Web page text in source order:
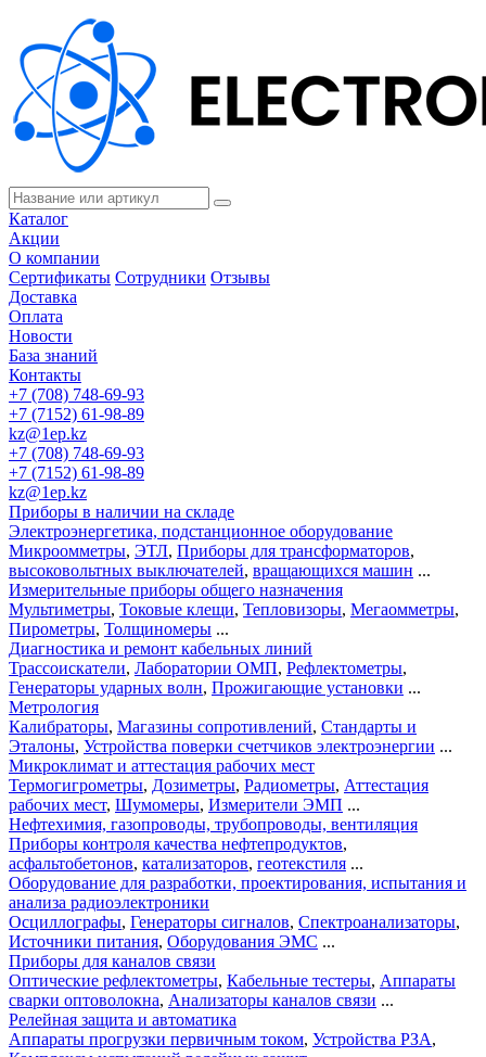
Каталог
Акции
О компании
Сертификаты Сотрудники Отзывы
Доставка
Оплата
Новости
База знаний
Контакты
+7 (708) 748-69-93
+7 (7152) 61-98-89
kz@1ep.kz
+7 (708) 748-69-93
+7 (7152) 61-98-89
kz@1ep.kz
Приборы в наличии на складе
Электроэнергетика, подстанционное оборудование
Микроомметры, ЭТЛ, Приборы для трансформаторов,
высоковольтных выключателей, вращающихся машин ...
Измерительные приборы общего назначения
Мультиметры, Токовые клещи, Тепловизоры, Мегаомметры,
Пирометры, Толщиномеры ...
Диагностика и ремонт кабельных линий
Трассоискатели, Лаборатории ОМП, Рефлектометры,
Генераторы ударных волн, Прожигающие установки ...
Метрология
Калибраторы, Магазины сопротивлений, Стандарты и
Эталоны, Устройства поверки счетчиков электроэнергии ...
Микроклимат и аттестация рабочих мест
Термогигрометры, Дозиметры, Радиометры, Аттестация
рабочих мест, Шумомеры, Измерители ЭМП ...
Нефтехимия, газопроводы, трубопроводы, вентиляция
Приборы контроля качества нефтепродуктов,
асфальтобетонов, катализаторов, геотекстиля ...
Оборудование для разработки, проектирования, испытания и
анализа радиоэлектроники
Осциллографы, Генераторы сигналов, Спектроанализаторы,
Источники питания, Оборудования ЭМС ...
Приборы для каналов связи
Оптические рефлектометры, Кабельные тестеры, Аппараты
сварки оптоволокна, Анализаторы каналов связи ...
Релейная защита и автоматика
Аппараты прогрузки первичным током, Устройства РЗА,